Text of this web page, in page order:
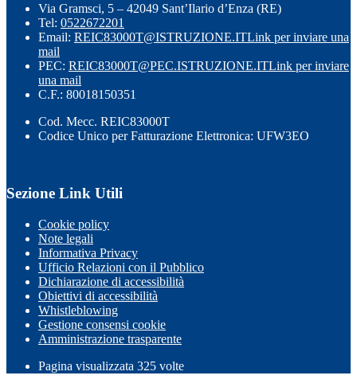
Via Gramsci, 5 – 42049 Sant’Ilario d’Enza (RE)
Tel: 0522672201
Email: REIC83000T@ISTRUZIONE.ITLink per inviare una
mail
PEC: REIC83000T@PEC.ISTRUZIONE.ITLink per inviare
una mail
C.F.: 80018150351
Cod. Mecc. REIC83000T
Codice Unico per Fatturazione Elettronica: UFW3EO
Sezione Link Utili
Cookie policy
Note legali
Informativa Privacy
Ufficio Relazioni con il Pubblico
Dichiarazione di accessibilità
Obiettivi di accessibilità
Whistleblowing
Gestione consensi cookie
Amministrazione trasparente
Pagina visualizzata 325 volte